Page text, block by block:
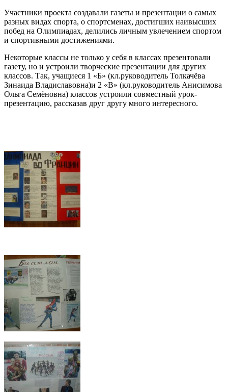
Участники проекта создавали газеты и презентации о самых
разных видах спорта, о спортсменах, достигших наивысших
побед на Олимпиадах, делились личным увлечением спортом
и спортивными достижениями.
Некоторые классы не только у себя в классах презентовали
газету, но и устроили творческие презентации для других
классов. Так, учащиеся 1 «Б» (кл.руководитель Толкачёва
Зинаида Владиславовна)и 2 «В» (кл.руководитель Анисимова
Ольга Семёновна) классов устроили совместный урок-
презентацию, рассказав друг другу много интересного.